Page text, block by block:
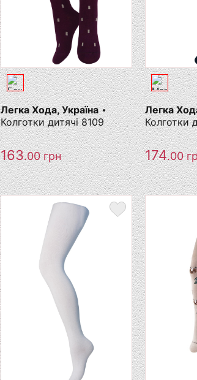
Легка Хода, Україна
Колготки дитячі 8109
163.00грн
Легка
Колготки
174.00